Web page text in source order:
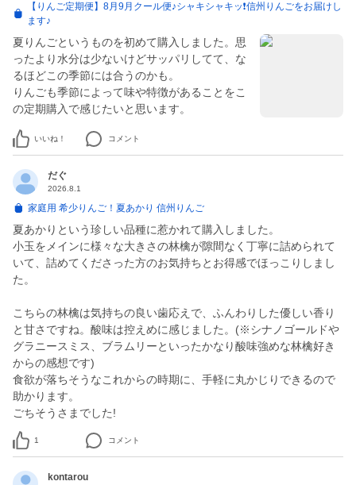
【りんご定期便】8月9月クール便♪シャキシャキッ❗️信州りんごをお届けし
ます♪
夏りんごというものを初めて購入しました。思
ったより水分は少ないけどサッパリしてて、な
るほどこの季節には合うのかも。
りんごも季節によって味や特徴があることをこ
いいね！ コメント
だぐ
2026.8.1
家庭用 希少りんご！夏あかり 信州りんご
夏あかりという珍しい品種に惹かれて購入しました。
小玉をメインに様々な大きさの林檎が隙間なく丁寧に詰められて
いて、詰めてくださった方のお気持ちとお得感でほっこりしまし
た。
こちらの林檎は気持ちの良い歯応えで、ふんわりした優しい香り
と甘さですね。酸味は控えめに感じました。(※シナノゴールドや
グラニースミス、ブラムリーといったかなり酸味強めな林檎好き
からの感想です)
食欲が落ちそうなこれからの時期に、手軽に丸かじりできるので
助かります。
ごちそうさまでした!
1 コメント
kontarou